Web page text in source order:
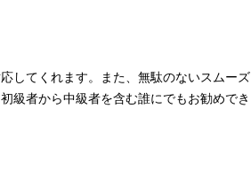
してくれます。また、無駄のないスムーズ
級者から中級者を含む誰にでもお勧めでき